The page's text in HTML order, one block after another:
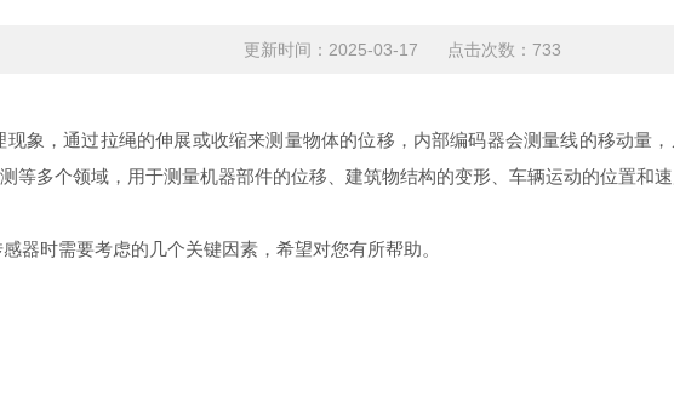
更新时间：2025-03-17 点击次数：733
，通过拉绳的伸展或收缩来测量物体的位移，内部编码器会测量线的移动量
等多个领域，用于测量机器部件的位移、建筑物结构的变形、车辆运动的位置和速
时需要考虑的几个关键因素，希望对您有所帮助。